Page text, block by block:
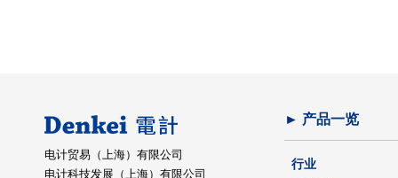
电计贸易（上海）有限公司
电计科技发展（上海）有限公司
► 产品一览
行业